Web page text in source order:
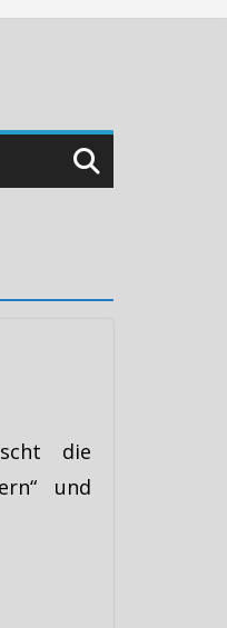
die
und